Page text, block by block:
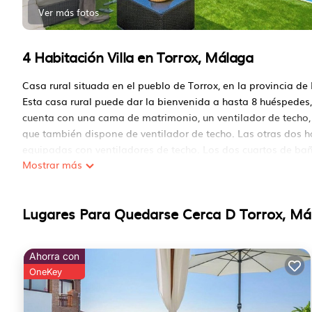
Ver más fotos
4 Habitación Villa en Torrox, Málaga
Casa rural situada en el pueblo de Torrox, en la provincia de
Esta casa rural puede dar la bienvenida a hasta 8
cuenta con una cama de matrimonio, un ventilador de
que también dispone de ventilador de techo. Las otras dos
pasillo. El acogedor salón comedor está equipado con
La zona exterior de la casa rural te dejará sin aliento. Su
privada con vistas, tumbonas y sombrillas.
El acceso a la casa es un carril de 8 km, de los cuales 4 son
camino montañoso, es fácilmente transitable.
Mostrar más
Lugares Para Quedarse Cerca D Torrox,
Ahorra con
OneKey